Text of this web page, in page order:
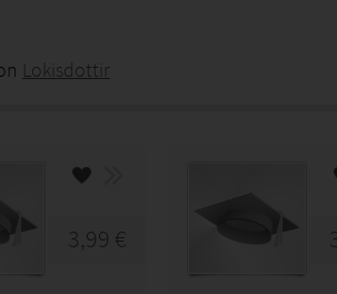
Lokisdottir
3,99 €